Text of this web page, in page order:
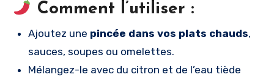
Comment l’utiliser :
Ajoutez une pincée dans vos plats chauds,
sauces, soupes ou omelettes.
Mélangez-le avec du citron et de l’eau tiède